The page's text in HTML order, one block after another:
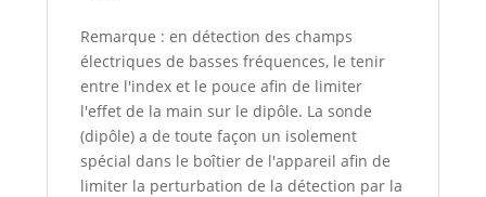
Remarque : en détection des champs
électriques de basses fréquences, le tenir
entre l'index et le pouce afin de limiter
l'effet de la main sur le dipôle. La sonde
(dipôle) a de toute façon un isolement
spécial dans le boîtier de l'appareil afin de
limiter la perturbation de la détection par la